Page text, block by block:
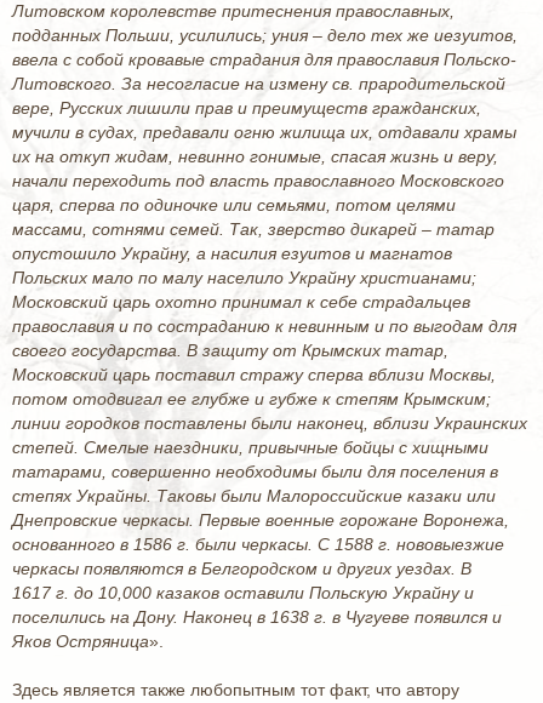
Литовском королевстве притеснения православных,
подданных Польши, усилились; уния – дело тех же иезуитов,
ввела с собой кровавые страдания для православия Польско-
Литовского. За несогласие на измену св. прародительской
вере, Русских лишили прав и преимуществ гражданских,
мучили в судах, предавали огню жилища их, отдавали храмы
их на откуп жидам, невинно гонимые, спасая жизнь и веру,
начали переходить под власть православного Московского
царя, сперва по одиночке или семьями, потом целями
массами, сотнями семей. Так, зверство дикарей – татар
опустошило Украйну, а насилия езуитов и магнатов
Польских мало по малу населило Украйну христианами;
Московский царь охотно принимал к себе страдальцев
православия и по состраданию к невинным и по выгодам для
своего государства. В защиту от Крымских татар,
Московский царь поставил стражу сперва вблизи Москвы,
потом отодвигал ее глубже и губже к степям Крымским;
линии городков поставлены были наконец, вблизи Украинских
степей. Смелые наездники, привычные бойцы с хищными
татарами, совершенно необходимы были для поселения в
степях Украйны. Таковы были Малороссийские казаки или
Днепровские черкасы. Первые военные горожане Воронежа,
основанного в 1586 г. были черкасы. С 1588 г. нововыезжие
черкасы появляются в Белгородском и других уездах. В
1617 г. до 10,000 казаков оставили Польскую Украйну и
поселились на Дону. Наконец в 1638 г. в Чугуеве появился и
Яков Остряница».
Здесь является также любопытным тот факт, что автору